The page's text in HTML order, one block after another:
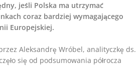
jeśli Polska ma utrzymać
coraz bardziej wymagającego
Europejskiej.
Aleksandrę Wróbel, analityczkę ds.
się od podsumowania półrocza